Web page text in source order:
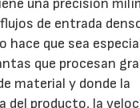
una precisión
de entrada
hace que sea
que procesan
material y donde la
del producto, la